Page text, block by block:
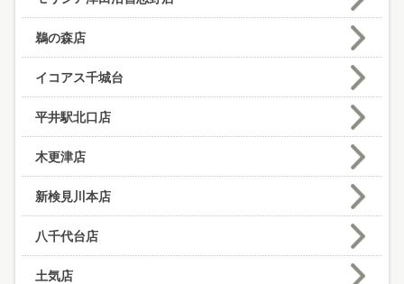
鵜の森店
イコアス千城台
平井駅北口店
木更津店
新検見川本店
八千代台店
土気店